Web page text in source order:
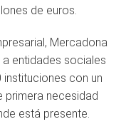
de euros.
Mercadona
entidades sociales
con un
primera necesidad
está presente.